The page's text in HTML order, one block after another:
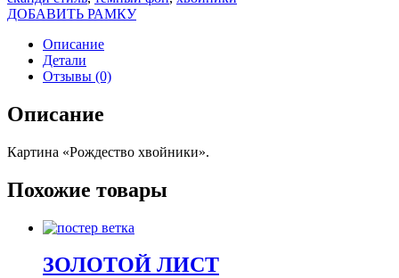
ДОБАВИТЬ РАМКУ
Описание
Детали
Отзывы (0)
Описание
Картина «Рождество хвойники».
Похожие товары
ЗОЛОТОЙ ЛИСТ